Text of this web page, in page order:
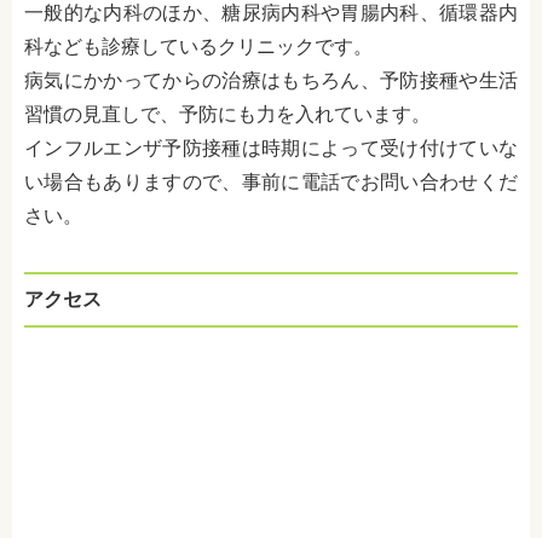
一般的な内科のほか、糖尿病内科や胃腸内科、循環器内
科なども診療しているクリニックです。
病気にかかってからの治療はもちろん、予防接種や生活
習慣の見直しで、予防にも力を入れています。
インフルエンザ予防接種は時期によって受け付けていな
い場合もありますので、事前に電話でお問い合わせくだ
さい。
アクセス